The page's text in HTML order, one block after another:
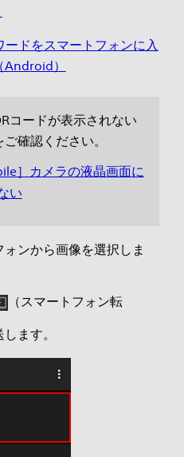
ードをスマートフォンに入
）
コードが表示されない
確認ください。
］カメラの液晶画面に
い
ンから画像を選択しま
（スマートフォン転
ます。